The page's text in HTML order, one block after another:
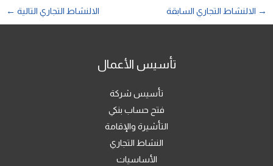
→ الالنشاط التجاري السابقة الالنشاط التجاري التالية ←
تأسيس الأعمال
تأسيس شركة
فتح حساب بنكي
التأشيرة والإقامة
النشاط التجاري
الأساسيات